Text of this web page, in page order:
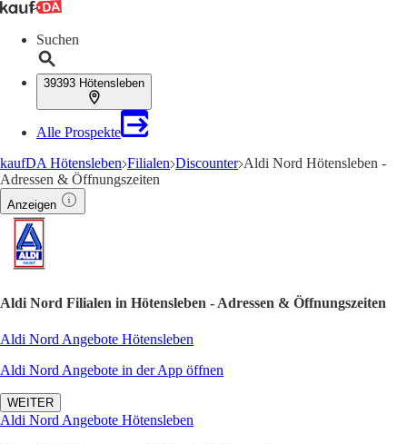
Suchen
39393 Hötensleben
Alle Prospekte
kaufDA Hötensleben Filialen Discounter Aldi Nord Hötensleben -
Adressen & Öffnungszeiten
Anzeigen
Aldi Nord Filialen in Hötensleben - Adressen & Öffnungszeiten
Aldi Nord Angebote Hötensleben
Aldi Nord Angebote in der App öffnen
WEITER
Aldi Nord Angebote Hötensleben